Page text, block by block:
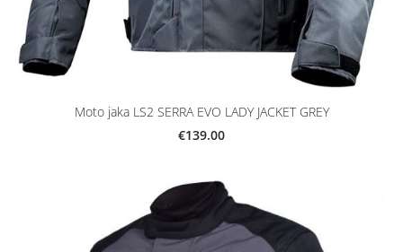
Moto jaka LS2 SERRA EVO LADY JACKET GREY
€139.00